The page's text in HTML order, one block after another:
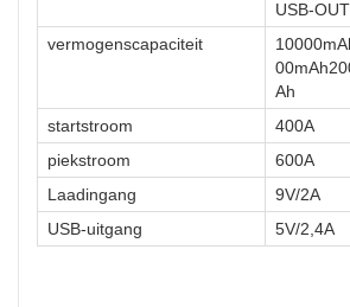
USB-
vermogenscapaciteit
Ah
startstroom
400A
piekstroom
600A
Laadingang
9V/2A
USB-uitgang
5V/2,4A